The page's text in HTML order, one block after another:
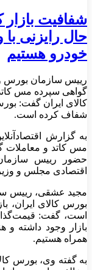
شفافیت بازار
حال رایزنی
خودرو هستیم
رییس سازمان بورس و
گواهی سپرده مس
کالای ایران گفت:
شفاف کرده است.
به گزارش
مس کاتد و معاملات
حضور رییس
اقتصادی مجلس و
مجید عشقی، رییس
بورس کالای ایران،
است، گفت:
بازار وجود داشته
همراه هستیم.
به گفته وی، بورس